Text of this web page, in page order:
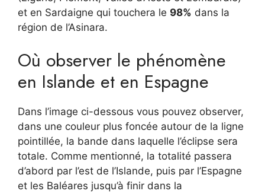
et en Sardaigne qui touchera le 98% dans la
région de l’Asinara.
Où observer le phénomène
en Islande et en Espagne
Dans l’image ci-dessous vous pouvez observer,
dans une couleur plus foncée autour de la ligne
pointillée, la bande dans laquelle l’éclipse sera
totale. Comme mentionné, la totalité passera
d’abord par l’est de l’Islande, puis par l’Espagne
et les Baléares jusqu’à finir dans la